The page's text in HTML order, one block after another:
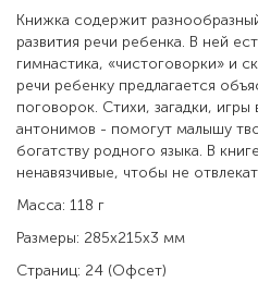
Книжка содержит
развития речи ребенка. В ней
гимнастика, «чистоговорки» и
речи ребенку предлагается
поговорок. Стихи, загадки,
антонимов - помогут малышу
богатству родного языка. В
ненавязчивые, чтобы не
Масса: 118 г
Размеры: 285x215x3 мм
Страниц: 24 (Офсет)